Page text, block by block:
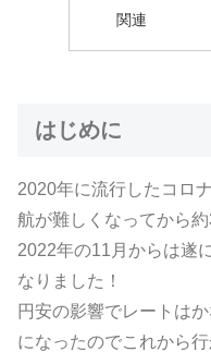
関連
はじめに
2020年に流行したコロ
航が難しくなってから約
2022年の11月からは遂
なりました！
円安の影響でレートは
になったのでこれから